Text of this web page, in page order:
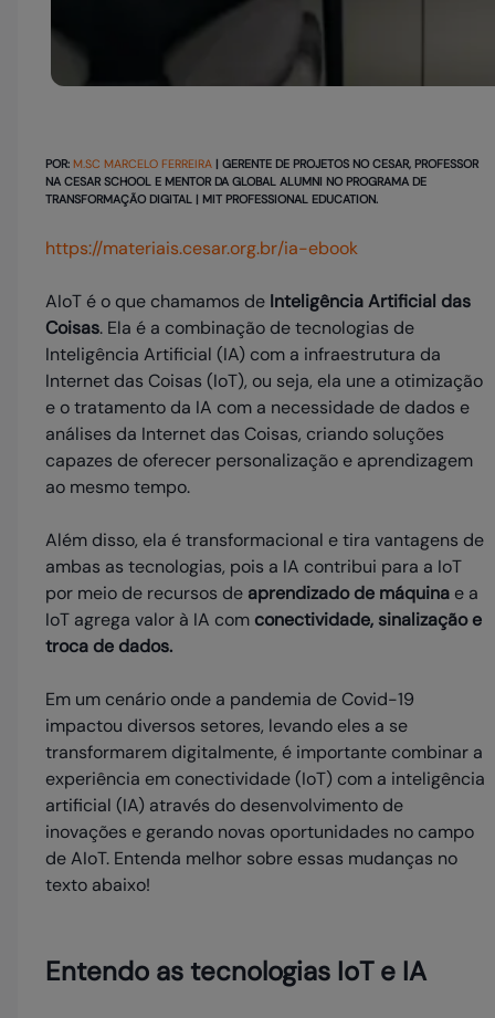
POR: M.SC MARCELO FERREIRA | GERENTE DE PROJETOS NO CESAR, PROFESSOR
NA CESAR SCHOOL E MENTOR DA GLOBAL ALUMNI NO PROGRAMA DE
TRANSFORMAÇÃO DIGITAL | MIT PROFESSIONAL EDUCATION.
https://materiais.cesar.org.br/ia-ebook
AIoT é o que chamamos de Inteligência Artificial das
Coisas. Ela é a combinação de tecnologias de
Inteligência Artificial (IA) com a infraestrutura da
Internet das Coisas (IoT), ou seja, ela une a otimização
e o tratamento da IA com a necessidade de dados e
análises da Internet das Coisas, criando soluções
capazes de oferecer personalização e aprendizagem
ao mesmo tempo.
Além disso, ela é transformacional e tira vantagens de
ambas as tecnologias, pois a IA contribui para a IoT
por meio de recursos de aprendizado de máquina e a
IoT agrega valor à IA com conectividade, sinalização e
troca de dados.
Em um cenário onde a pandemia de Covid-19
impactou diversos setores, levando eles a se
transformarem digitalmente, é importante combinar a
experiência em conectividade (IoT) com a inteligência
artificial (IA) através do desenvolvimento de
inovações e gerando novas oportunidades no campo
de AIoT. Entenda melhor sobre essas mudanças no
texto abaixo!
Entendo as tecnologias IoT e IA